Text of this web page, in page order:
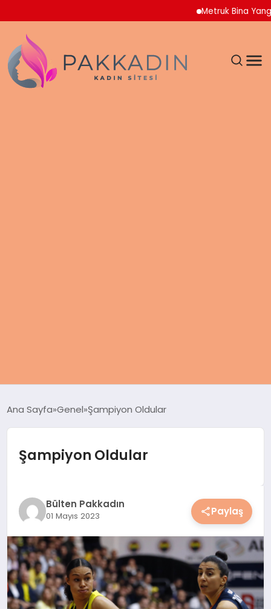
Metruk Bina Yangını
KADIN
SAĞLIK
SPOR & FITNESS
YAŞAM
YEMEK
Ana Sayfa Genel Şampiyon Oldular
Şampiyon Oldular
Bülten Pakkadın
01 Mayıs 2023 Paylaş